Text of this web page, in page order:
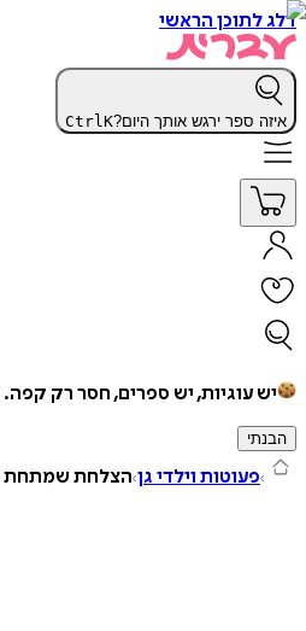
דלג לתוכן הראשי
איזה ספר ירגש אותך היום? CtrlK
יש עוגיות, יש ספרים, חסר רק קפה.
הבנתי
פעוטות וילדי גן הצלחת שמתחת